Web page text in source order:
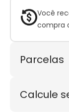
Você
compra
Parcelas
3x de R$
Calcule